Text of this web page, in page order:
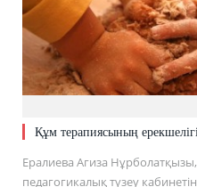
Құм терапиясының
Ералиева Агиза
педагогикалық түзеу